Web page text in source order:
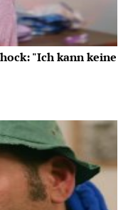
"Ich kann keine